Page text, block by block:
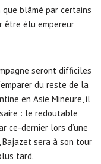
que blâmé par certains
être élu empereur
seront difficiles
du reste de la
en Asie Mineure, il
: le redoutable
ce-dernier lors d’une
sera à son tour
tard.